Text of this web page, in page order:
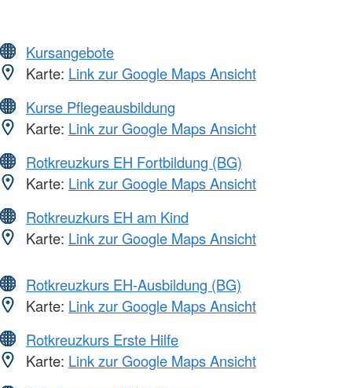
Kursangebote
Karte: Link zur Google Maps Ansicht
Kurse Pflegeausbildung
Karte: Link zur Google Maps Ansicht
Rotkreuzkurs EH Fortbildung (BG)
Karte: Link zur Google Maps Ansicht
Rotkreuzkurs EH am Kind
Karte: Link zur Google Maps Ansicht
Rotkreuzkurs EH-Ausbildung (BG)
Karte: Link zur Google Maps Ansicht
Rotkreuzkurs Erste Hilfe
Karte: Link zur Google Maps Ansicht